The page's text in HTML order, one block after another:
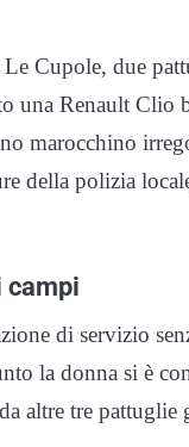
Cupole, due
una Renault Clio
marocchino
della polizia
campi
di servizio
la donna si è
altre tre pattuglie